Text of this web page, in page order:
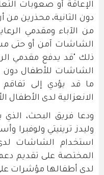
الإعاقة أو صعوبات
دون الثانية، محذرين
من الآباء ومقدمي
الشاشات آمن أو حتى
ذلك "قد يدفع مقدمي
الشاشات للأطفال دون
ما قد يؤدي إلى تفاقم
الانعزالية لدى الأطفال
ودعا فريق البحث،
وليدز ترينيتي ولوفبرا
استخدام الشاشات
المختصة على تقديم
لدى أطفالها مؤشرات